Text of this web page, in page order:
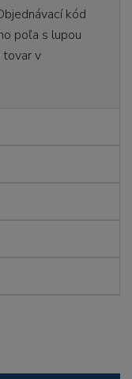
kód
poľa s lupou
tovar v